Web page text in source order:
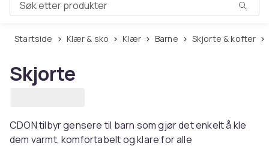
Søk etter produkter
Startside Klær & sko Klær Barne Skjorte & kofter
Skjorte
CDON tilbyr gensere til barn som gjør det enkelt å kle
dem varmt, komfortabelt og klare for alle